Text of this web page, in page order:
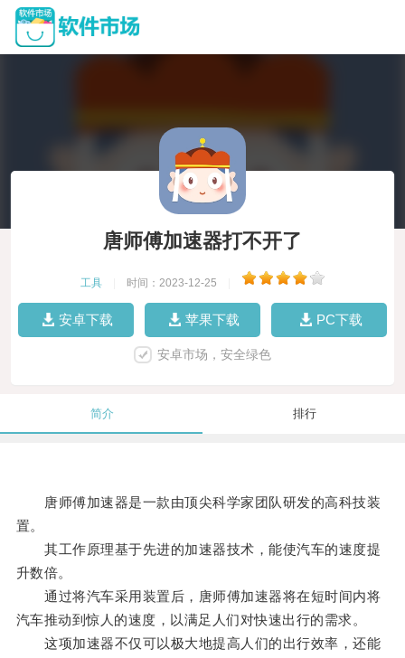
唐师傅加速器打不开了
工具 时间：2023-12-25
安卓下载 苹果下载 PC下载
安卓市场，安全绿色
简介 排行
唐师傅加速器是一款由顶尖科学家团队研发的高科技装
置。
其工作原理基于先进的加速器技术，能使汽车的速度提
升数倍。
通过将汽车采用装置后，唐师傅加速器将在短时间内将
汽车推动到惊人的速度，以满足人们对快速出行的需求。
这项加速器不仅可以极大地提高人们的出行效率，还能